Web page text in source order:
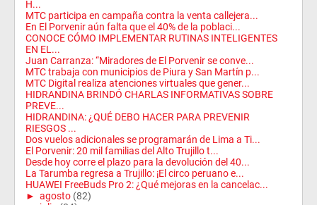
H...
MTC participa en campaña contra la venta callejera...
En El Porvenir aún falta que el 40% de la poblaci...
CONOCE CÓMO IMPLEMENTAR RUTINAS INTELIGENTES
EN EL...
Juan Carranza: “Miradores de El Porvenir se conve...
MTC trabaja con municipios de Piura y San Martín p...
MTC Digital realiza atenciones virtuales que gener...
HIDRANDINA BRINDÓ CHARLAS INFORMATIVAS SOBRE
PREVE...
HIDRANDINA: ¿QUÉ DEBO HACER PARA PREVENIR
RIESGOS ...
Dos vuelos adicionales se programarán de Lima a Ti...
El Porvenir: 20 mil familias del Alto Trujillo t...
Desde hoy corre el plazo para la devolución del 40...
La Tarumba regresa a Trujillo: ¡El circo peruano e...
HUAWEI FreeBuds Pro 2: ¿Qué mejoras en la cancelac...
► agosto (82)